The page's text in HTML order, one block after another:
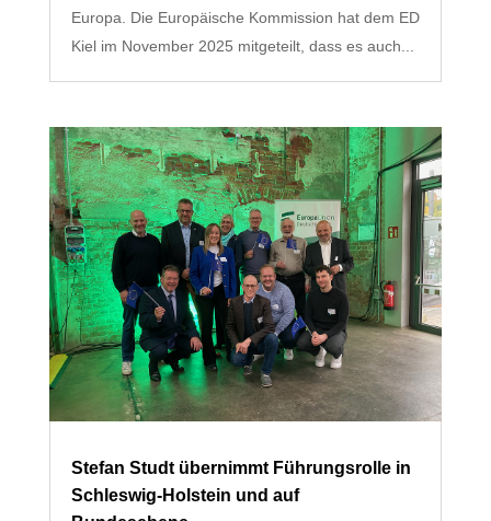
Europa. Die Europäische Kommission hat dem ED
Kiel im November 2025 mitgeteilt, dass es auch...
Stefan Studt übernimmt Führungsrolle in
Schleswig-Holstein und auf